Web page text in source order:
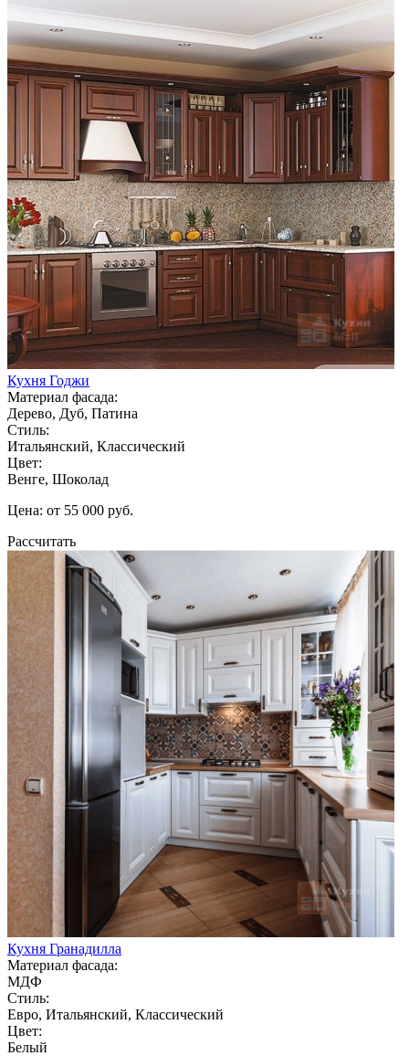
Кухня Годжи
Материал фасада:
Дерево, Дуб, Патина
Стиль:
Итальянский, Классический
Цвет:
Венге, Шоколад
Цена: от 55 000 руб.
Рассчитать
Кухня Гранадилла
Материал фасада:
МДФ
Стиль:
Евро, Итальянский, Классический
Цвет:
Белый